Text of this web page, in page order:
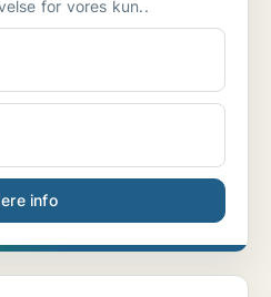
for vores kun..
info